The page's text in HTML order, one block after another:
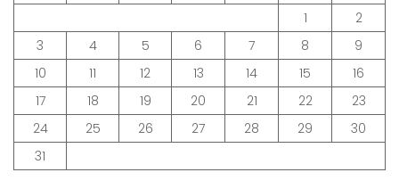
1
2
3
4 5 6 7 8
9
10
11 12 13 14 15
16
17
18 19 20 21 22
23
24
25 26 27 28 29
30
31